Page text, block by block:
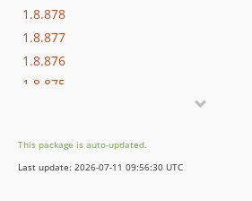
1.8.878
1.8.877
1.8.876
1.8.875
1.8.872
1.8.869
This package is auto-updated.
Last update: 2026-07-11 09:56:30 UTC